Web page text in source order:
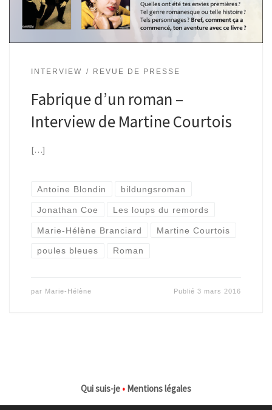
INTERVIEW REVUE DE PRESSE
Fabrique d’un roman –
Interview de Martine Courtois
[…]
Antoine Blondin bildungsroman
Jonathan Coe Les loups du remords
Marie-Hélène Branciard Martine Courtois
poules bleues Roman
par Marie-Hélène Publié3 mars 2016
Qui suis-je • Mentions légales